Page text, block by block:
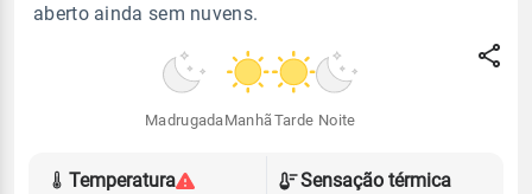
aberto ainda sem nuvens.
Madrugada Manhã Tarde Noite
Temperatura
Sensação térmica